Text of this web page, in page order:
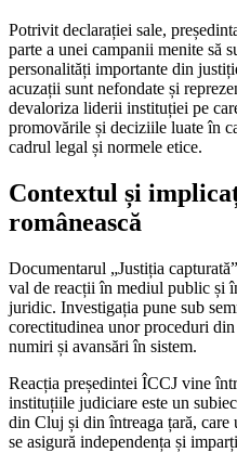
Potrivit declarației sale,
parte a unei campanii menite să
personalități importante din
acuzații sunt nefondate și
devaloriza liderii instituției pe
promovările și deciziile luate în
cadrul legal și normele etice.
Contextul și
românească
Documentarul „Justiția
val de reacții în mediul public și
juridic. Investigația pune sub
corectitudinea unor proceduri
numiri și avansări în sistem.
Reacția președintei ÎCCJ vine
instituțiile judiciare este un
din Cluj și din întreaga țară, care
se asigură independența și